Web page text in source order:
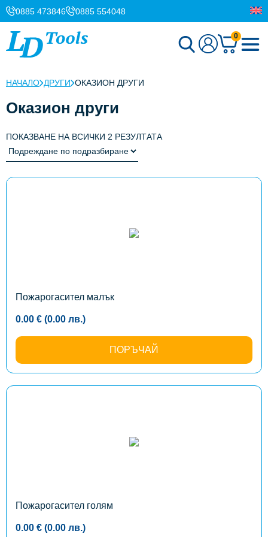
0885 473846 0885 554048
0
НАЧАЛО ДРУГИ ОКАЗИОН ДРУГИ
Оказион други
ПОКАЗВАНЕ НА ВСИЧКИ 2 РЕЗУЛТАТА
Пожарогасител малък
0.00 € (0.00 лв.)
ПОРЪЧАЙ
Пожарогасител голям
0.00 € (0.00 лв.)